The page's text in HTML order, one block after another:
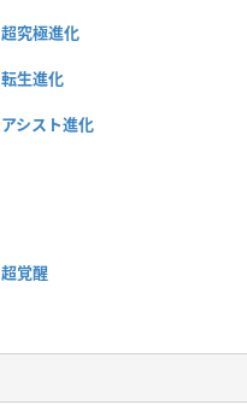
超究極進化
転生進化
アシスト進化
超覚醒